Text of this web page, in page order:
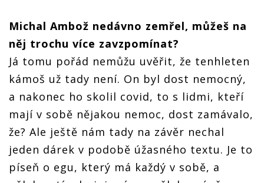
Michal Ambož nedávno zemřel, můžeš na
něj trochu více zavzpomínat?
Já tomu pořád nemůžu uvěřit, že tenhleten
kámoš už tady není. On byl dost nemocný,
a nakonec ho skolil covid, to s lidmi, kteří
mají v sobě nějakou nemoc, dost zamávalo,
že? Ale ještě nám tady na závěr nechal
jeden dárek v podobě úžasného textu. Je to
píseň o egu, který má každý v sobě, a